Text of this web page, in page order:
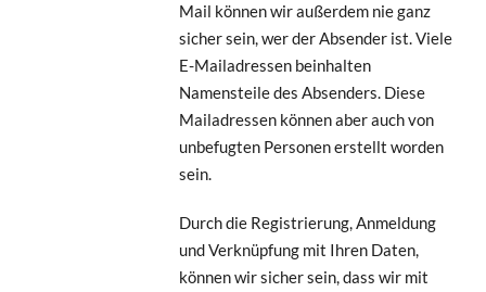
Mail können wir außerdem nie ganz
sicher sein, wer der Absender ist. Viele
E-Mailadressen beinhalten
Namensteile des Absenders. Diese
Mailadressen können aber auch von
unbefugten Personen erstellt worden
sein.
Durch die Registrierung, Anmeldung
und Verknüpfung mit Ihren Daten,
können wir sicher sein, dass wir mit